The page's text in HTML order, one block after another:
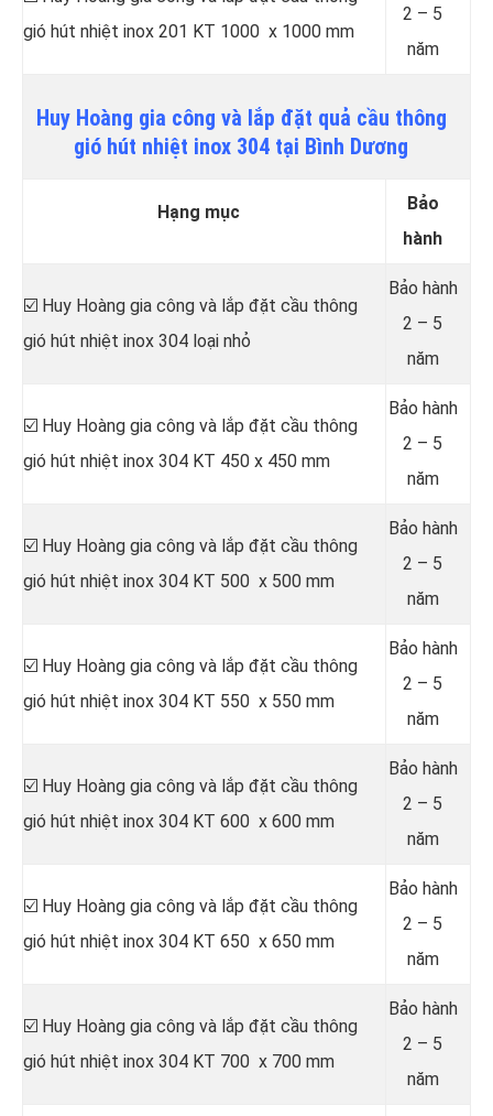
gió hút nhiệt inox 201 KT 1000 x 1000 mm
2 – 5
năm
Huy Hoàng gia công và lắp đặt quả cầu thông
gió hút nhiệt inox 304 tại Bình Dương
Hạng mục
Bảo
hành
☑️ Huy Hoàng gia công và lắp đặt cầu thông
gió hút nhiệt inox 304 loại nhỏ
Bảo hành
2 – 5
năm
☑️ Huy Hoàng gia công và lắp đặt cầu thông
gió hút nhiệt inox 304 KT 450 x 450 mm
Bảo hành
2 – 5
năm
☑️ Huy Hoàng gia công và lắp đặt cầu thông
gió hút nhiệt inox 304 KT 500 x 500 mm
Bảo hành
2 – 5
năm
☑️ Huy Hoàng gia công và lắp đặt cầu thông
gió hút nhiệt inox 304 KT 550 x 550 mm
Bảo hành
2 – 5
năm
☑️ Huy Hoàng gia công và lắp đặt cầu thông
gió hút nhiệt inox 304 KT 600 x 600 mm
Bảo hành
2 – 5
năm
☑️ Huy Hoàng gia công và lắp đặt cầu thông
gió hút nhiệt inox 304 KT 650 x 650 mm
Bảo hành
2 – 5
năm
☑️ Huy Hoàng gia công và lắp đặt cầu thông
gió hút nhiệt inox 304 KT 700 x 700 mm
Bảo hành
2 – 5
năm